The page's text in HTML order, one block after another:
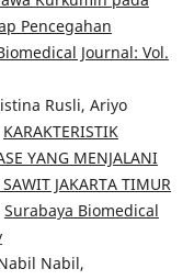
Pencegahan
Journal: Vol.
Rusli, Ariyo
KARAKTERISTIK
YANG MENJALANI
JAKARTA TIMUR
Surabaya Biomedical
Nabil,